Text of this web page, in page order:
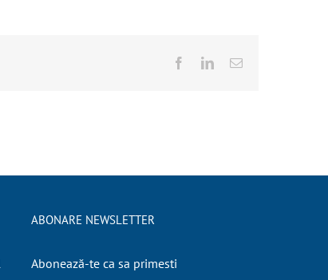
FacebookLinkedIn
E-
ABONARE NEWSLETTER
Abonează-te ca sa primesti